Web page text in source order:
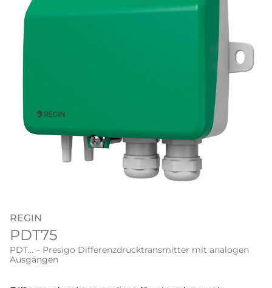
REGIN
PDT75
PDT... – Presigo Differenzdrucktransmitter mit analogen
Ausgängen